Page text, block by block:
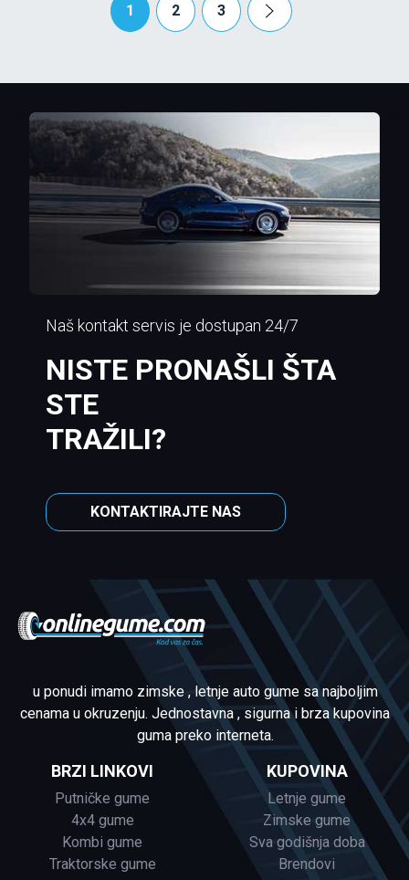
1 2 3
Naš kontakt servis je dostupan 24/7
NISTE PRONAŠLI ŠTA
STE
TRAŽILI?
KONTAKTIRAJTE NAS
u ponudi imamo zimske , letnje auto gume sa najboljim
cenama u okruzenju. Jednostavna , sigurna i brza kupovina
guma preko interneta.
BRZI LINKOVI
Putničke gume
4x4 gume
Kombi gume
Traktorske gume
KUPOVINA
Letnje gume
Zimske gume
Sva godišnja doba
Brendovi